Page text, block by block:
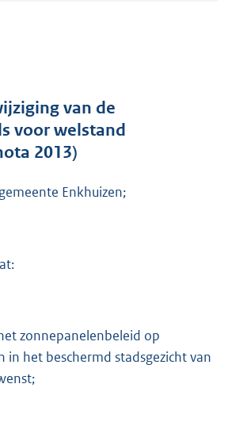
r
o
van de
voor welstand
2013)
Enkhuizen;
zonnepanelenbeleid op
in het beschermd stadsgezicht van